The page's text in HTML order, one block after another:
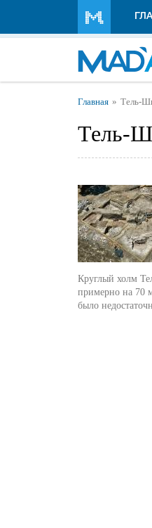
Вы
Главная Тель-
Тель-
Круглый холм
примерно на 70
было